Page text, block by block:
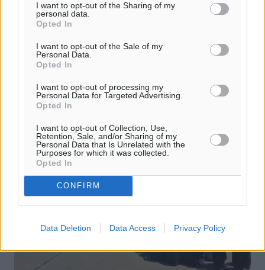
I want to opt-out of the Sharing of my
personal data.
Opted In
I want to opt-out of the Sale of my
Personal Data.
Opted In
I want to opt-out of processing my
Personal Data for Targeted Advertising.
Opted In
I want to opt-out of Collection, Use,
Retention, Sale, and/or Sharing of my
Personal Data that Is Unrelated with the
Purposes for which it was collected.
Opted In
CONFIRM
Data Deletion Data Access Privacy Policy
Όμορφο αφιέρωμα έκανε στο Καστελλόριζο σήμερα η
εκπομπή « 4 Εποχές Ελλάδα» της ertnews. Αφορμή ήταν
η παρουσία της ηθοποιού Φωτεινής Μπαξεβάνη στην
εκπομπή. Να σημειωθεί πως ...
07.06.26, 14:46